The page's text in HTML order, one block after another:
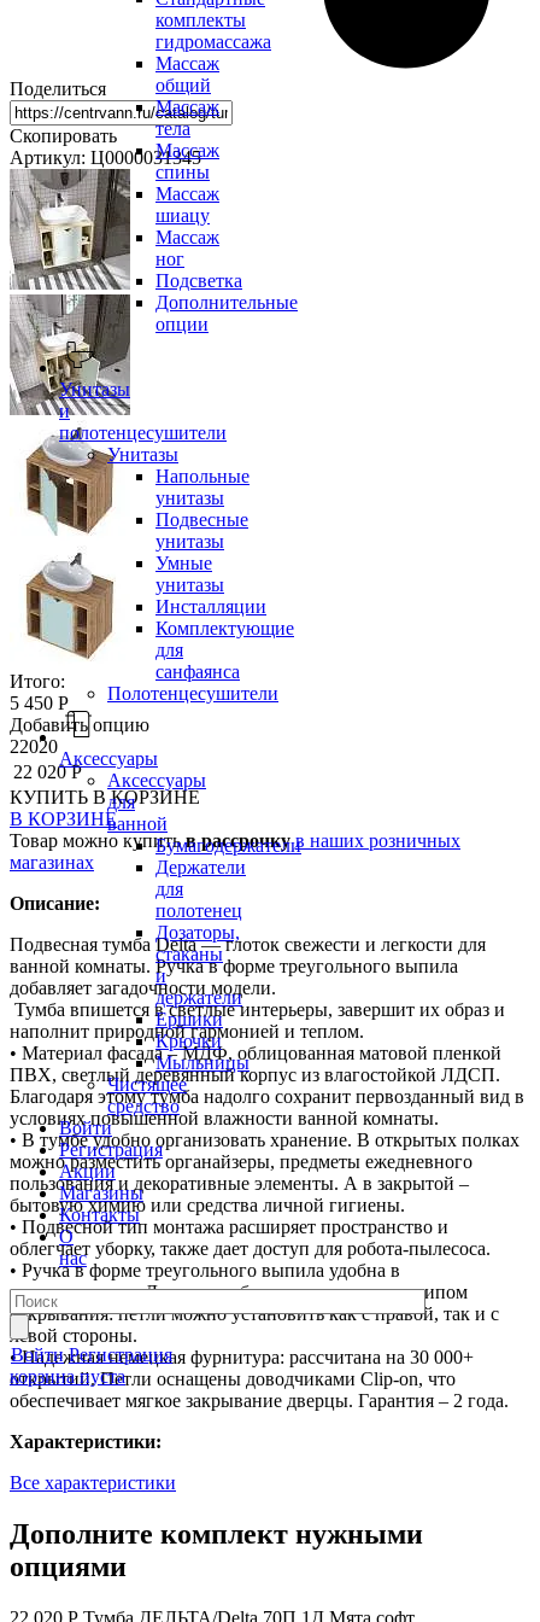
комплекты
гидромассажа
Массаж
общий
Массаж
тела
Массаж
спины
Массаж
шиацу
Массаж
ног
Подсветка
Дополнительные
опции
Унитазы
и
полотенцесушители
Унитазы
Напольные
унитазы
Подвесные
унитазы
Умные
унитазы
Инсталляции
Комплектующие
для
санфаянса
Полотенцесушители
Аксессуары
Аксессуары
для
ванной
Бумагодержатели
Держатели
для
полотенец
Дозаторы,
стаканы
и
держатели
Ершики
Крючки
Мыльницы
Чистящее
средство
Войти
Регистрация
Акции
Магазины
Контакты
О
нас
Войти Регистрация
корзина пуста
Поделиться
Скопировать
Артикул: Ц0000031345
Итого:
5 450 Р
Добавить опцию
22020
22 020 Р
КУПИТЬ В КОРЗИНЕ
В КОРЗИНЕ
Товар можно купитьв рассрочку в наших розничных
магазинах
Описание:
Подвесная тумба Delta — глоток свежести и легкости для
ванной комнаты. Ручка в форме треугольного выпила
добавляет загадочности модели.
Тумба впишется в светлые интерьеры, завершит их образ и
наполнит природной гармонией и теплом.
• Материал фасада – МДФ, облицованная матовой пленкой
ПВХ, светлый деревянный корпус из влагостойкой ЛДСП.
Благодаря этому тумба надолго сохранит первозданный вид в
условиях повышенной влажности ванной комнаты.
• В тумбе удобно организовать хранение. В открытых полках
можно разместить органайзеры, предметы ежедневного
пользования и декоративные элементы. А в закрытой –
бытовую химию или средства личной гигиены.
• Подвесной тип монтажа расширяет пространство и
облегчает уборку, также дает доступ для робота-пылесоса.
• Ручка в форме треугольного выпила удобна в
использовании. Дверца тумбы с универсальным типом
открывания: петли можно установить как с правой, так и с
левой стороны.
• Надежная немецкая фурнитура: рассчитана на 30 000+
открытий. Петли оснащены доводчиками Clip-on, что
обеспечивает мягкое закрывание дверцы. Гарантия – 2 года.
Характеристики:
Все характеристики
Дополните комплект нужными
опциями
22 020 Р Тумба ДЕЛЬТА/Delta 70П 1Д Мята софт